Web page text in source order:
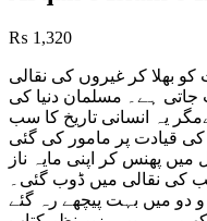
₨ 1,320
بھلا کر غیروں کی نقالی
ہے۔ مسلمان دنیا کی
یہ انسانی تاریخ کا سب
کی قیادت پر مامور کی گئی
پھنس کر اپنی مایہ ناز
کی نقالی میں ڈوب گئی
دو میں بہت پیچھے رہ گئے